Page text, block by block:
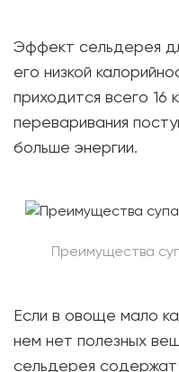
Эффект сельдерея
его низкой
приходится всего 16
переваривания
больше энергии.
Преимущества
Если в овоще мало
нем нет полезных
сельдерея содержат